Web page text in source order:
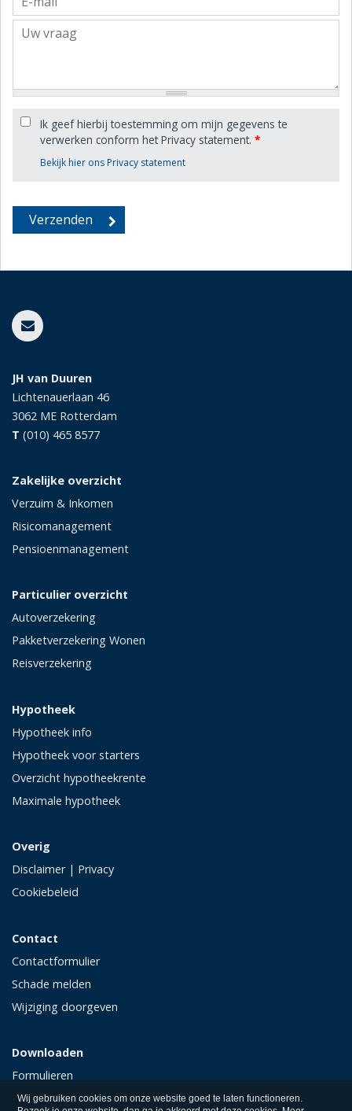
Wij gebruiken cookies om onze website goed te laten functioneren.
Ik geef hierbij toestemming om mijn gegevens te
verwerken conform het Privacy statement. *
Bekijk hier ons Privacy statement
JH van Duuren
Lichtenauerlaan 46
3062 ME Rotterdam
T (010) 465 8577
Zakelijke overzicht
Verzuim & Inkomen
Risicomanagement
Pensioenmanagement
Particulier overzicht
Autoverzekering
Pakketverzekering Wonen
Reisverzekering
Hypotheek
Hypotheek info
Hypotheek voor starters
Overzicht hypotheekrente
Maximale hypotheek
Overig
Disclaimer| Privacy
Cookiebeleid
Contact
Contactformulier
Schade melden
Wijziging doorgeven
Downloaden
Formulieren
Polisvoorwaarden